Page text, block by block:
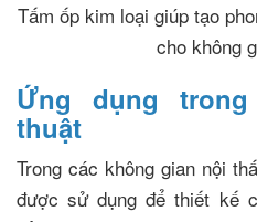
Tấm ốp kim loại giúp tạo
cho không
Ứng dụng
thuật
Trong các không gian nội
được sử dụng để thiết kế